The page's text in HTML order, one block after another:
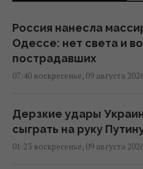
Россия нанесла
Одессе: нет света и
пострадавших
07:40 воскресенье, 09 августа
Дерзкие удары
сыграть на руку
01:23 воскресенье, 09 августа